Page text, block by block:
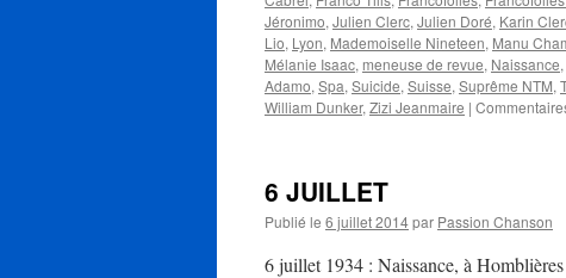
Jéronimo, Julien Clerc, Julien Doré, Karin
Lio, Lyon, Mademoiselle Nineteen, Manu
Mélanie Isaac, meneuse de revue, Naissance,
Adamo, Spa, Suicide, Suisse, Suprême NTM,
William Dunker, Zizi Jeanmaire |
6 JUILLET
Publié le 6 juillet 2014par Passion Chanson
6 juillet 1934 : Naissance, à